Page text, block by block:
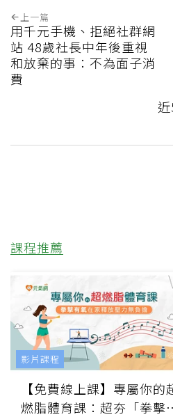
上一篇
用千元手機、拒絕社群網
站 48歲社長中年後重視
和放棄的事：不為面子消
費
課程推薦
【免費線上課】專屬你的
燃脂體育課：超夯「拳擊
影片課程